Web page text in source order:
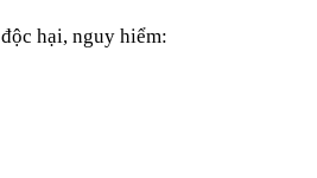
hại, nguy hiểm: